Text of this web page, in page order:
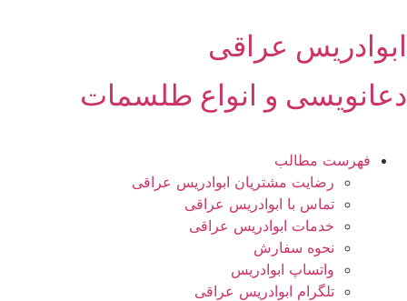
به
محتوا
ابوادریس عراقی
دعانویسی و انواع طلسمات
فهرست مطالب
رضایت مشتریان ابوادریس عراقی
تماس با ابوادریس عراقی
خدمات ابوادریس عراقی
نحوه سفارش
واتساپ ابوادریس
تلگرام ابوادریس عراقی